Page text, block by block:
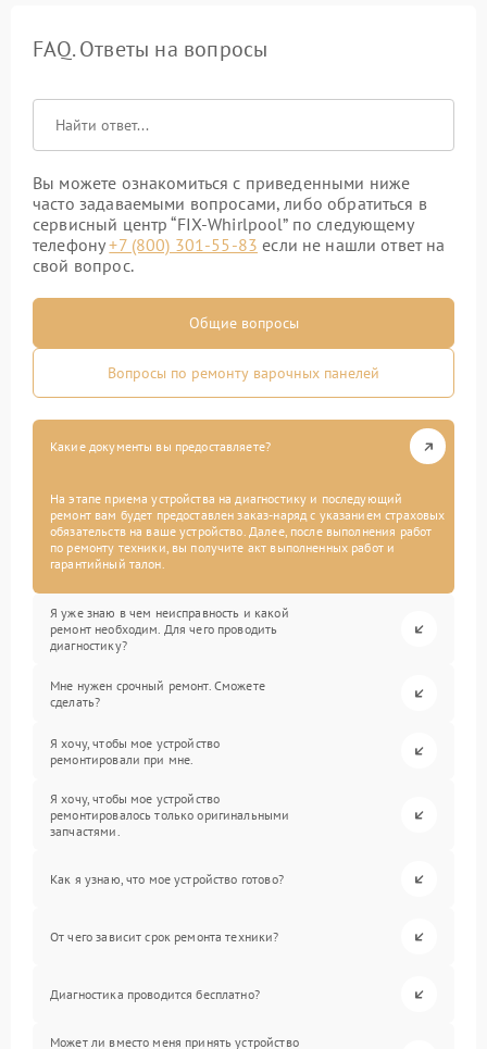
FAQ. Ответы на вопросы
Вы можете ознакомиться с приведенными ниже
часто задаваемыми вопросами, либо обратиться в
сервисный центр “FIX-Whirlpool” по следующему
телефону+7 (800) 301-55-83 если не нашли ответ на
свой вопрос.
Общие вопросы
Вопросы по ремонту варочных панелей
Какие документы вы предоставляете?
На этапе приема устройства на диагностику и последующий
ремонт вам будет предоставлен заказ-наряд с указанием страховых
обязательств на ваше устройство. Далее, после выполнения работ
по ремонту техники, вы получите акт выполненных работ и
гарантийный талон.
Я уже знаю в чем неисправность и какой
ремонт необходим. Для чего проводить
диагностику?
Мне нужен срочный ремонт. Сможете
сделать?
Я хочу, чтобы мое устройство
ремонтировали при мне.
Я хочу, чтобы мое устройство
ремонтировалось только оригинальными
запчастями.
Как я узнаю, что мое устройство готово?
От чего зависит срок ремонта техники?
Диагностика проводится бесплатно?
Может ли вместо меня принять устройство